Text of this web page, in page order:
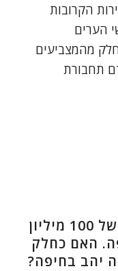
הקרובות
הערים
מהמצביעים
תחבורת
הוכרז על תכנית להשקעה של 100 מיליון
האם כחלק
יהב בחיפה?